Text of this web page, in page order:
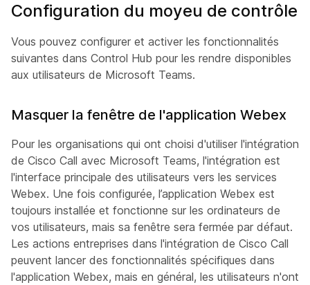
Configuration du moyeu de contrôle
Vous pouvez configurer et activer les fonctionnalités
suivantes dans Control Hub pour les rendre disponibles
aux utilisateurs de Microsoft Teams.
Masquer la fenêtre de l'application Webex
Pour les organisations qui ont choisi d'utiliser l'intégration
de Cisco Call avec Microsoft Teams, l'intégration est
l'interface principale des utilisateurs vers les services
Webex. Une fois configurée, l’application Webex est
toujours installée et fonctionne sur les ordinateurs de
vos utilisateurs, mais sa fenêtre sera fermée par défaut.
Les actions entreprises dans l'intégration de Cisco Call
peuvent lancer des fonctionnalités spécifiques dans
l'application Webex, mais en général, les utilisateurs n'ont